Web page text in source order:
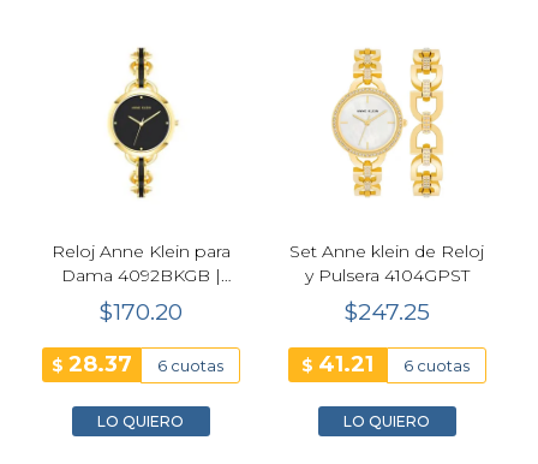
Reloj Anne Klein para
Dama 4092BKGB |
Dorado
$170.20
$ 28.37 6 cuotas
LO QUIERO
Set Anne klein de Reloj
y Pulsera 4104GPST
$247.25
$ 41.21 6 cuotas
LO QUIERO